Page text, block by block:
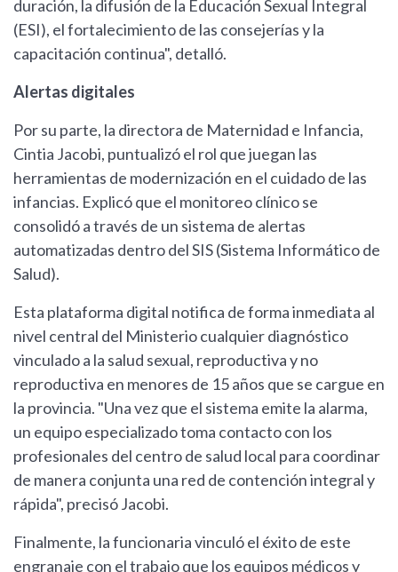
duración, la difusión de la Educación Sexual Integral
(ESI), el fortalecimiento de las consejerías y la
capacitación continua", detalló.
Alertas digitales
Por su parte, la directora de Maternidad e Infancia,
Cintia Jacobi, puntualizó el rol que juegan las
herramientas de modernización en el cuidado de las
infancias. Explicó que el monitoreo clínico se
consolidó a través de un sistema de alertas
automatizadas dentro del SIS (Sistema Informático de
Salud).
Esta plataforma digital notifica de forma inmediata al
nivel central del Ministerio cualquier diagnóstico
vinculado a la salud sexual, reproductiva y no
reproductiva en menores de 15 años que se cargue en
la provincia. "Una vez que el sistema emite la alarma,
un equipo especializado toma contacto con los
profesionales del centro de salud local para coordinar
de manera conjunta una red de contención integral y
rápida", precisó Jacobi.
Finalmente, la funcionaria vinculó el éxito de este
engranaje con el trabajo que los equipos médicos y